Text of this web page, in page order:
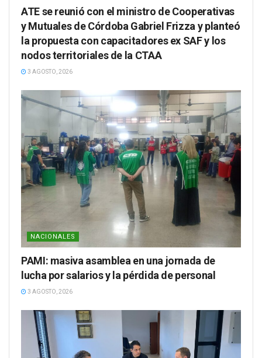
ATE se reunió con el ministro de Cooperativas
y Mutuales de Córdoba Gabriel Frizza y planteó
la propuesta con capacitadores ex SAF y los
nodos territoriales de la CTAA
3 AGOSTO, 2026
NACIONALES
PAMI: masiva asamblea en una jornada de
lucha por salarios y la pérdida de personal
3 AGOSTO, 2026